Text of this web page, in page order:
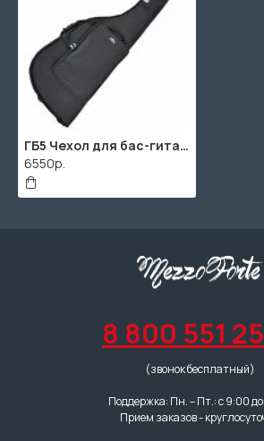
ГБ5 Чехол для бас-гитары АМС
6550р.
8 800 551
(звонок бесплатный)
Поддержка: Пн. – Пт.: с 9:00
Прием заказов -